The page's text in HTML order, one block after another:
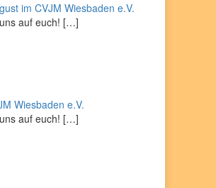
im CVJM Wiesbaden e.V.
auf euch! […]
Wiesbaden e.V.
auf euch! […]